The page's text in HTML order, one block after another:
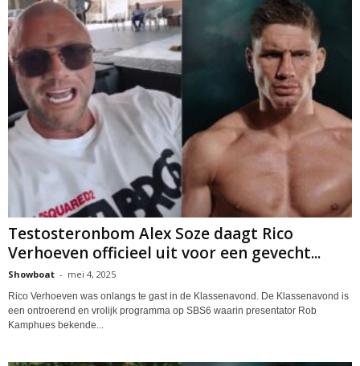
Testosteronbom Alex Soze daagt Rico
Verhoeven officieel uit voor een gevecht...
Showboat - mei 4, 2025
Rico Verhoeven was onlangs te gast in de Klassenavond. De Klassenavond is
een ontroerend en vrolijk programma op SBS6 waarin presentator Rob
Kamphues bekende...